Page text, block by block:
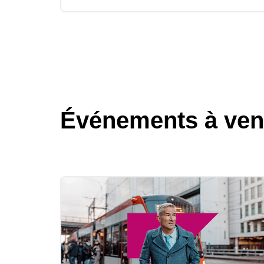
Événements à